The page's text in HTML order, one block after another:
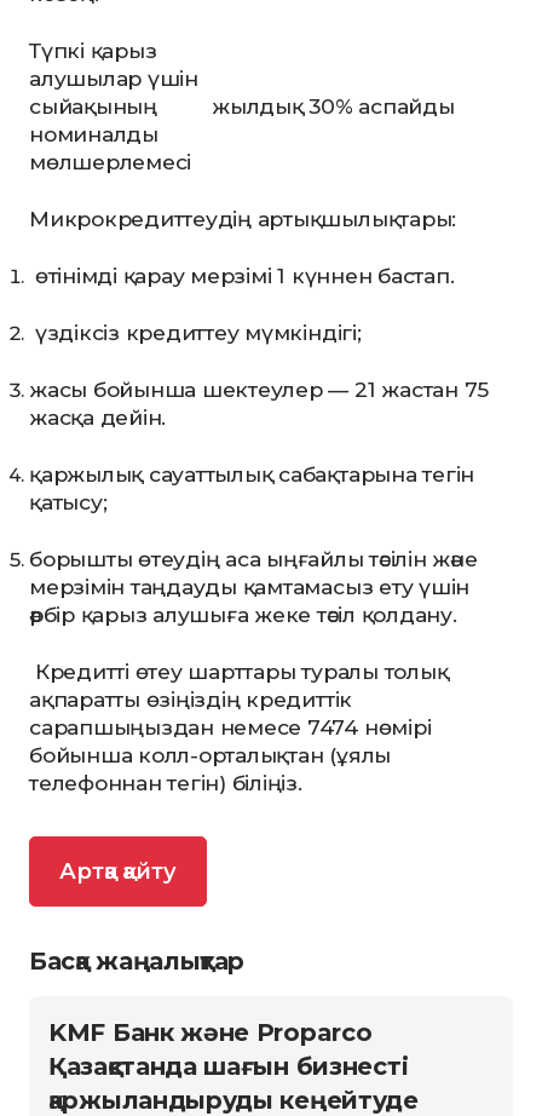
Түпкі қарыз
алушылар үшін
сыйақының
номиналды
мөлшерлемесі
жылдық 30% аспайды
Микрокредиттеудің артықшылықтары:
өтінімді қарау мерзімі 1 күннен бастап.
үздіксіз кредиттеу мүмкіндігі;
жасы бойынша шектеулер — 21 жастан 75
жасқа дейін.
қаржылық сауаттылық сабақтарына тегін
қатысу;
борышты өтеудің аса ыңғайлы тәсілін және
мерзімін таңдауды қамтамасыз ету үшін
әрбір қарыз алушыға жеке тәсіл қолдану.
Кредитті өтеу шарттары туралы толық
ақпаратты өзіңіздің кредиттік
сарапшыңыздан немесе 7474 нөмірі
бойынша колл-орталықтан (ұялы
телефоннан тегін) біліңіз.
Артқа қайту
Басқа жаңалықтар
KMF Банк және Proparco
Қазақстанда шағын бизнесті
қаржыландыруды кеңейтуде